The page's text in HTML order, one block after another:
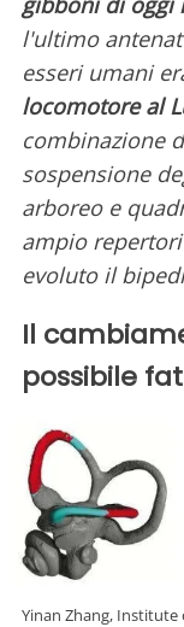
l'ultimo
esseri umani
locomotore al
combinazione
sospensione
arboreo e
ampio
evoluto il
Il
possibile
Yinan Zhang,